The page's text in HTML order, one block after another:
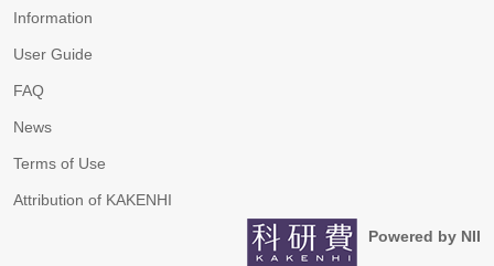
Information
User Guide
FAQ
News
Terms of Use
Attribution of KAKENHI
Powered by NII